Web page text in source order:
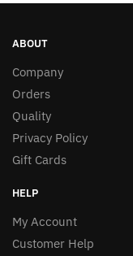
ABOUT
Company
Orders
Quality
Privacy Policy
Gift Cards
HELP
My Account
Customer Help